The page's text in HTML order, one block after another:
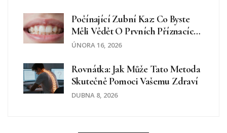
Počínající Zubní Kaz: Co Byste
Měli Vědět O Prvních Příznacích
A Jak Ho Zastavit
ÚNORA 16, 2026
Rovnátka: Jak Může Tato Metoda
Skutečně Pomoci Vašemu Zdraví
DUBNA 8, 2026